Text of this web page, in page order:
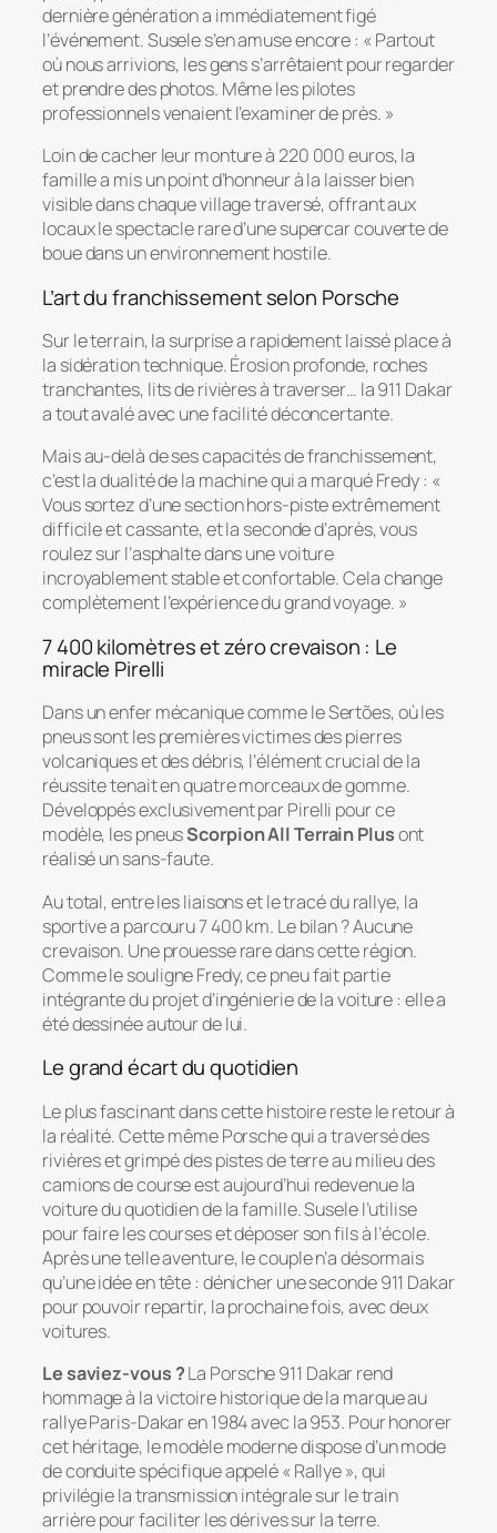
dernière génération a immédiatement figé
l’événement. Susele s’en amuse encore : « Partout
où nous arrivions, les gens s’arrêtaient pour regarder
et prendre des photos. Même les pilotes
professionnels venaient l’examiner de près. »
Loin de cacher leur monture à 220 000 euros, la
famille a mis un point d’honneur à la laisser bien
visible dans chaque village traversé, offrant aux
locaux le spectacle rare d’une supercar couverte de
boue dans un environnement hostile.
L’art du franchissement selon Porsche
Sur le terrain, la surprise a rapidement laissé place à
la sidération technique. Érosion profonde, roches
tranchantes, lits de rivières à traverser… la 911 Dakar
a tout avalé avec une facilité déconcertante.
Mais au-delà de ses capacités de franchissement,
c’est la dualité de la machine qui a marqué Fredy : «
Vous sortez d’une section hors-piste extrêmement
difficile et cassante, et la seconde d’après, vous
roulez sur l’asphalte dans une voiture
incroyablement stable et confortable. Cela change
complètement l’expérience du grand voyage. »
7 400 kilomètres et zéro crevaison : Le
miracle Pirelli
Dans un enfer mécanique comme le Sertões, où les
pneus sont les premières victimes des pierres
volcaniques et des débris, l’élément crucial de la
réussite tenait en quatre morceaux de gomme.
Développés exclusivement par Pirelli pour ce
modèle, les pneusScorpion All Terrain Plusont
réalisé un sans-faute.
Au total, entre les liaisons et le tracé du rallye, la
sportive a parcouru 7 400 km. Le bilan ? Aucune
crevaison. Une prouesse rare dans cette région.
Comme le souligne Fredy, ce pneu fait partie
intégrante du projet d’ingénierie de la voiture : elle a
été dessinée autour de lui.
Le grand écart du quotidien
Le plus fascinant dans cette histoire reste le retour à
la réalité. Cette même Porsche qui a traversé des
rivières et grimpé des pistes de terre au milieu des
camions de course est aujourd’hui redevenue la
voiture du quotidien de la famille. Susele l’utilise
pour faire les courses et déposer son fils à l’école.
Après une telle aventure, le couple n’a désormais
qu’une idée en tête : dénicher une seconde 911 Dakar
pour pouvoir repartir, la prochaine fois, avec deux
voitures.
Le saviez-vous ?La Porsche 911 Dakar rend
hommage à la victoire historique de la marque au
rallye Paris-Dakar en 1984 avec la 953. Pour honorer
cet héritage, le modèle moderne dispose d’un mode
de conduite spécifique appelé « Rallye », qui
privilégie la transmission intégrale sur le train
arrière pour faciliter les dérives sur la terre.